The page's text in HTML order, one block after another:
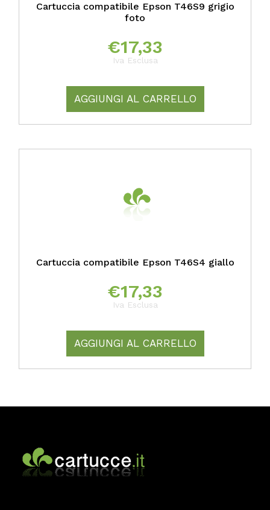
Cartuccia compatibile Epson T46S9 grigio
foto
€17,33
Iva Esclusa
AGGIUNGI AL CARRELLO
Cartuccia compatibile Epson T46S4 giallo
€17,33
Iva Esclusa
AGGIUNGI AL CARRELLO